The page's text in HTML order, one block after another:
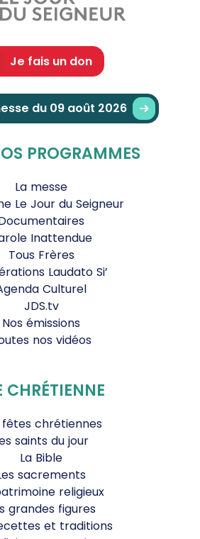
Je fais un don
du 09 août 2026
PROGRAMMES
La messe
Le Jour du Seigneur
Inattendue
Tous Frères
Laudato Si’
Culturel
JDS.tv
Nos émissions
nos vidéos
CHRÉTIENNE
fêtes chrétiennes
saints du jour
La Bible
sacrements
religieux
grandes figures
et traditions